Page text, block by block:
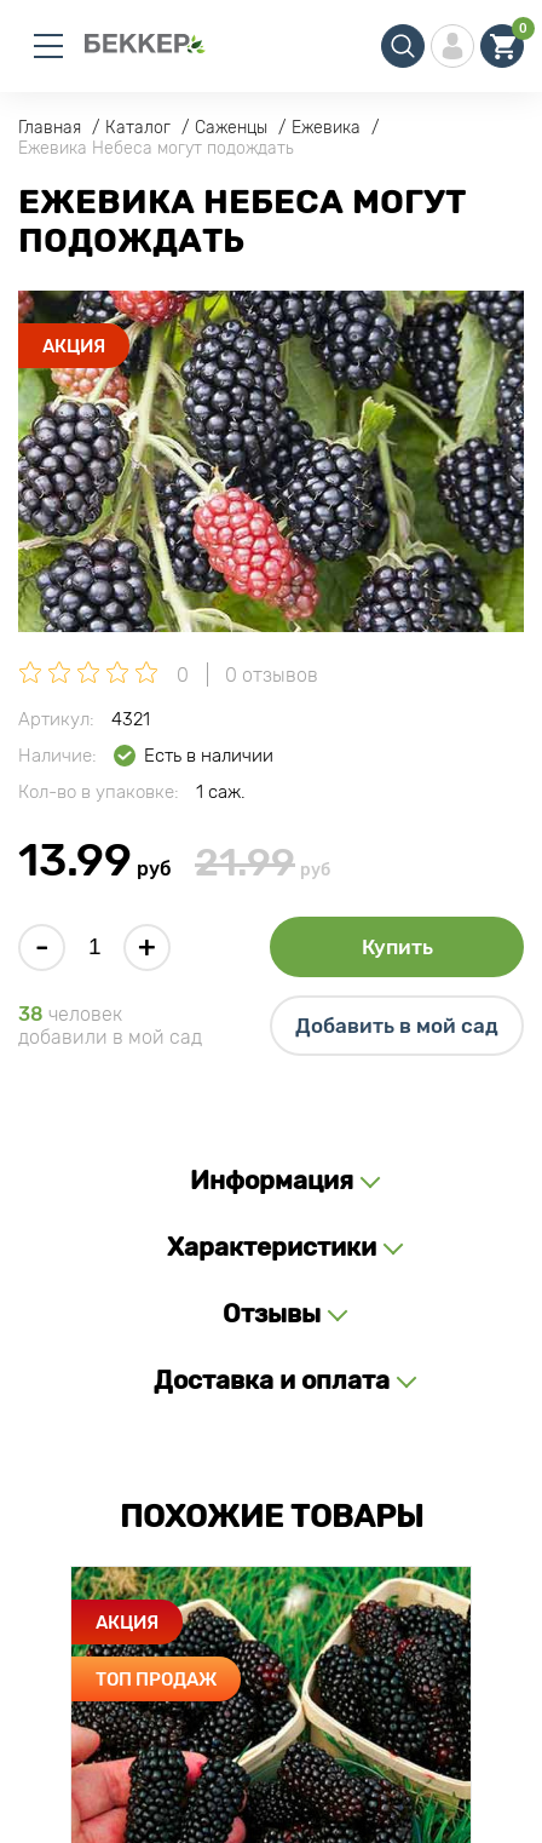
0
Главная Каталог Саженцы
Ежевика
Ежевика Небеса могут подождать
ЕЖЕВИКА НЕБЕСА МОГУТ
ПОДОЖДАТЬ
АКЦИЯ
0 0 отзывов
Артикул:
4321
Наличие:
Есть в наличии
Кол-во в упаковке:
1 саж.
13.99 руб 21.99 руб
- + Купить
38 человек
добавили в мой сад
Добавить в мой сад
Информация
Характеристики
Отзывы
Доставка и оплата
ПОХОЖИЕ ТОВАРЫ
АКЦИЯ
ТОП ПРОДАЖ